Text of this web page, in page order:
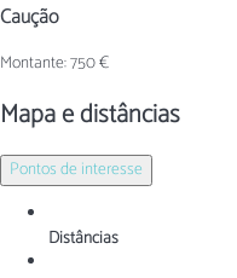
Caução
Montante: 750 €
Mapa e distâncias
Pontos de interesse
Distâncias